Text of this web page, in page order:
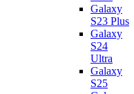
Galaxy
S23 Plus
Galaxy
S24
Ultra
Galaxy
S25